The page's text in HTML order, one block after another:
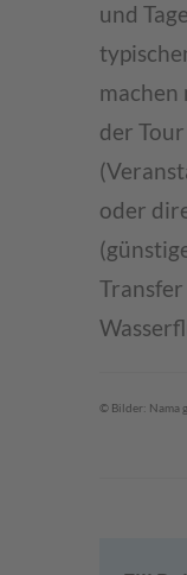
und
machen
der
oder
© Bilder: Nama